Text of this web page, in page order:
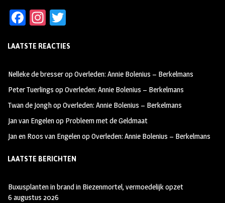
Fa
b
oo
k
In
ag
m
tt
LAATSTE REACTIES
Nelleke de bresseropOverleden: Annie Bolenius – Berkelmans
Peter Tuerlings opOverleden: Annie Bolenius – Berkelmans
Twan de JonghopOverleden: Annie Bolenius – Berkelmans
Jan van Engelenop Probleem met de Geldmaat
Jan en Roos van EngelenopOverleden: Annie Bolenius – Berkelmans
LAATSTE BERICHTEN
Buxusplanten in brand in Biezenmortel, vermoedelijk opzet
6 augustus 2026